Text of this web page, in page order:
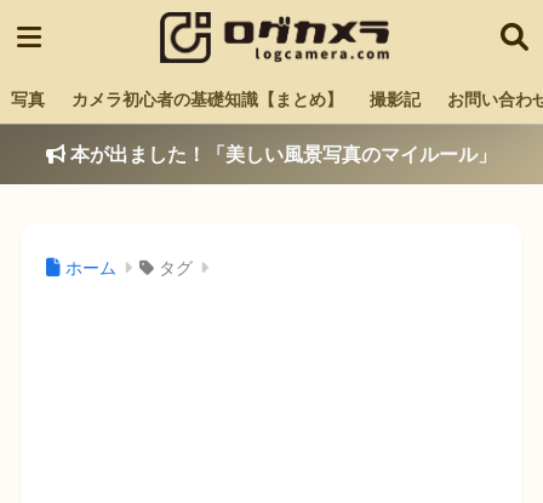
写真 カメラ初心者の基礎知識【まとめ】 撮影記 お問い合わ
本が出ました！「美しい風景写真のマイルール」
ホーム タグ